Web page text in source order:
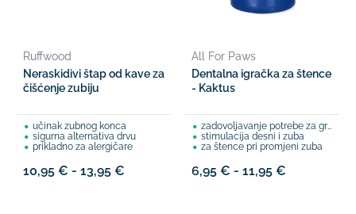
Ruffwood
Neraskidivi štap od kave za
čišćenje zubiju
učinak zubnog konca
sigurna alternativa drvu
prikladno za alergičare
10,95 € - 13,95 €
All For Paws
Dentalna igračka za štence
- Kaktus
zadovoljavanje potrebe za grickanjem
stimulacija desni i zuba
za štence pri promjeni zuba
6,95 € - 11,95 €